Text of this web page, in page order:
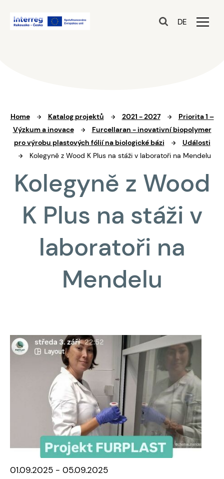
DE
Home Katalog projektů 2021 - 2027
Priorita 1 –
Výzkum a inovace
Furcellaran - inovativní biopolymer
pro výrobu plastových fólií na biologické bázi
Události
Kolegyně z Wood K Plus na stáži v laboratoři na Mendelu
Kolegyně z Wood
K Plus na stáži v
laboratoři na
Mendelu
01.09.2025 - 05.09.2025